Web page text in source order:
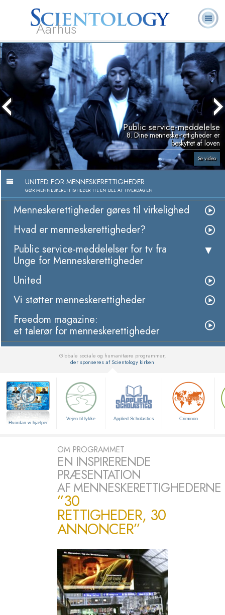
Aarhus
L. Ron
Hubbard
Hvad er
Scientology?
Frivillige
Hjælpere
Ofte stillede
spørgsmål
Bøger
Public service-meddelelse
8. Dine menneske-rettigheder er
beskyttet af loven
Se video
UNITED FOR MENNESKERETTIGHEDER
GØR MENNESKERETTIGHEDER TIL EN DEL AF HVERDAGEN
Menneskerettigheder gøres til virkelighed
Hvad er menneskerettigheder?
Public service-meddelelser for tv fra
Unge for Menneskerettigheder
United
Vi støtter menneskerettigheder
Freedom magazine:
et talerør for menneskerettigheder
Globale sociale og humanitære programmer,
der sponseres af Scientology kirken
Hvordan vi hjælper
Vejen til lykke Applied Scholastics Criminon
OM PROGRAMMET
EN INSPIRERENDE
PRÆSENTATION
AF MENNESKERETTIGHEDERNE
”30
RETTIGHEDER, 30
ANNONCER”